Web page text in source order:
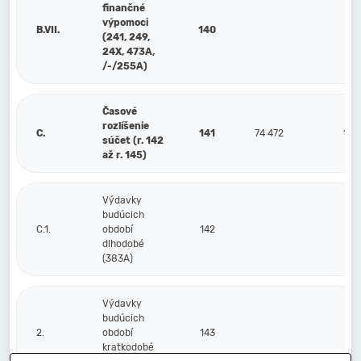
B.VII.
finančné
výpomoci
(241, 249,
24X, 473A,
/-/255A)
140
C.
Časové
rozlíšenie
súčet (r. 142
až r. 145)
141 74 472 141
C.1.
Výdavky
budúcich
období
dlhodobé
(383A)
142
2.
Výdavky
budúcich
období
kratkodobé
143